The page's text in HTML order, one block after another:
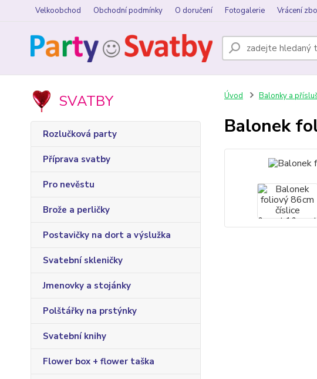
Velkoobchod Obchodní podmínky O doručení Fotogalerie Vrácení
SVATBY
Rozlučková party
Příprava svatby
Pro nevěstu
Brože a perličky
Postavičky na dort a výslužka
Svatební skleničky
Jmenovky a stojánky
Polštářky na prstýnky
Svatební knihy
Flower box + flower taška
Úvod Balonky a
Balonek